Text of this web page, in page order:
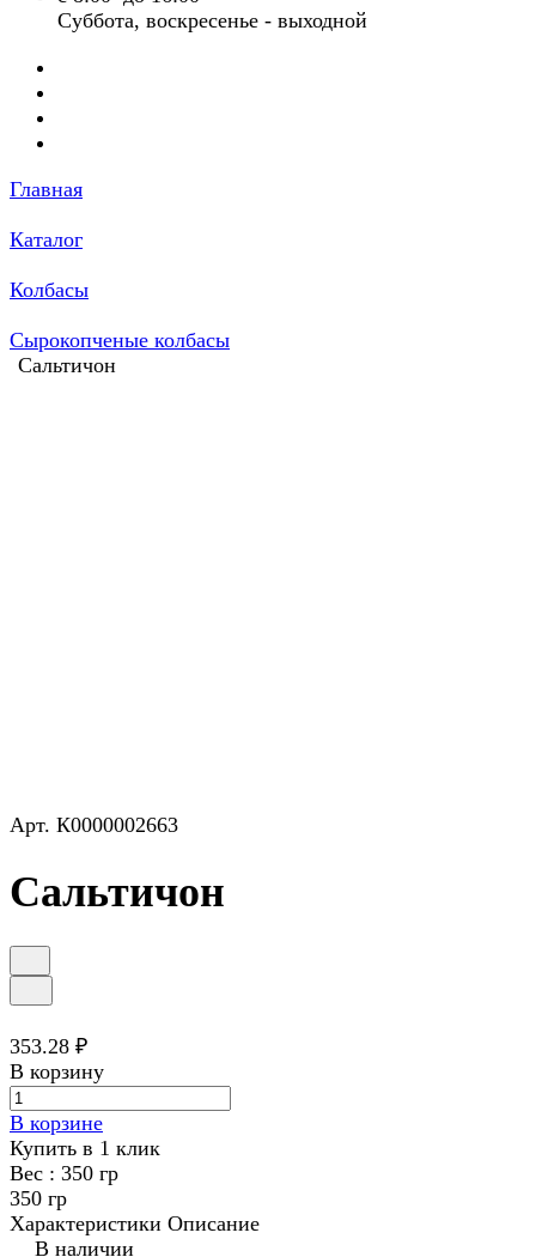
Суббота, воскресенье - выходной
Главная
Каталог
Колбасы
Сырокопченые колбасы
Сальтичон
Арт. К0000002663
Сальтичон
353.28 ₽
В корзину
В корзине
Купить в 1 клик
Вес : 350 гр
350 гр
Характеристики Описание
В наличии